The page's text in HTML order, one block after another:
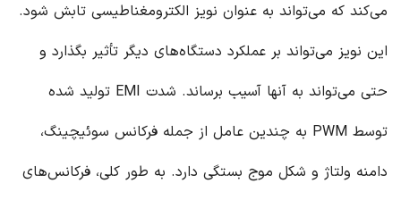
می‌کند که می‌تواند به عنوان نویز الکترومغناطیسی تابش شود.
این نویز می‌تواند بر عملکرد دستگاه‌های دیگر تأثیر بگذارد و
حتی می‌تواند به آنها آسیب برساند. شدت EMI تولید شده
توسط PWM به چندین عامل از جمله فرکانس سوئیچینگ،
دامنه ولتاژ و شکل موج بستگی دارد. به طور کلی، فرکانس‌های